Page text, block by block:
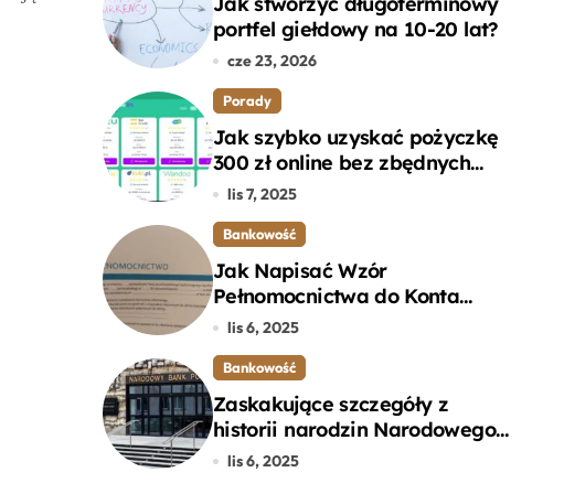
portfel giełdowy na 10-20 lat?
cze 23, 2026
Porady
Jak szybko uzyskać pożyczkę
300 zł online bez zbędnych
formalności?
lis 7, 2025
Bankowość
Jak Napisać Wzór
Pełnomocnictwa do Konta
Bankowego – Praktyczny
lis 6, 2025
Bankowość
Zaskakujące szczegóły z
historii narodzin Narodowego
Banku Polskiego, o których
lis 6, 2025